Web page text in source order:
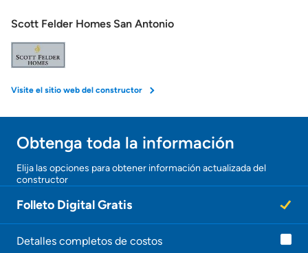
Obtener mi puntaje de crédito
Obtener Aprobación Previa
Preparar mi casa para la venta
Seguro de propietarios
Scott Felder Homes San Antonio
Visite el sitio web del constructor
Obtenga toda la información
Elija las opciones para obtener información actualizada del
constructor
Folleto Digital Gratis
Detalles completos de costos